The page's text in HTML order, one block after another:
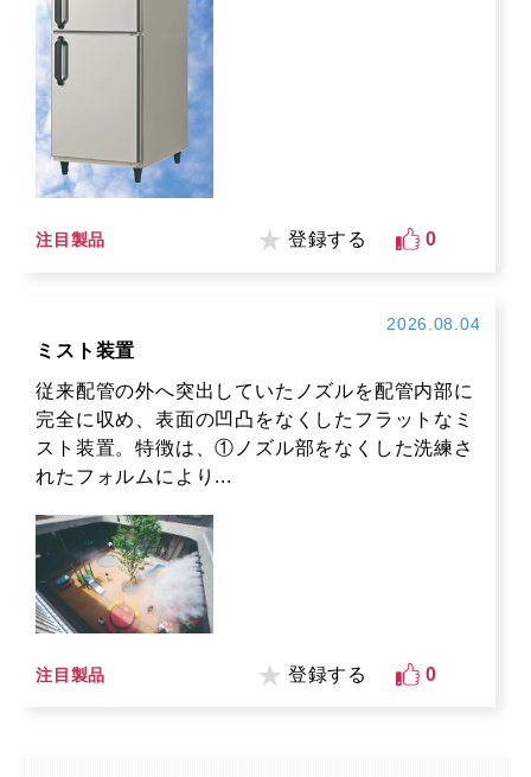
注目製品 登録する 0
2026.08.04
ミスト装置
従来配管の外へ突出していたノズルを配管内部に
完全に収め、表面の凹凸をなくしたフラットなミ
スト装置。特徴は、①ノズル部をなくした洗練さ
れたフォルムにより...
注目製品 登録する 0